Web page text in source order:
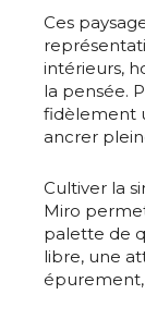
Ces
intérieurs,
la pensée.
fidèlement
ancrer
Cultiver la
Miro
palette de
libre, une